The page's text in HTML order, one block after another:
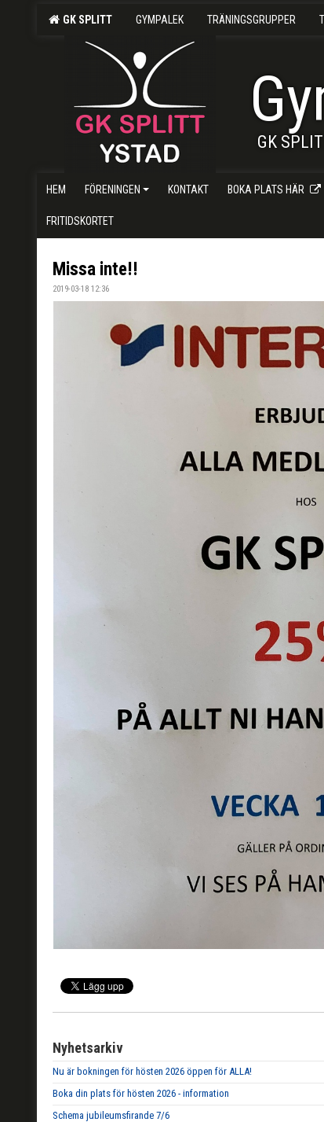
GK SPLITT GYMPALEK TRÄNINGSGRUPPER
GK
HEM FÖRENINGEN KONTAKT BOKA PLATS HÄR
FRITIDSKORTET
Missa inte!!
2019-03-18 12:36
Nyhetsarkiv
Nu är bokningen för hösten 2026 öppen för ALLA!
Boka din plats för hösten 2026 - information
Schema jubileumsfirande 7/6